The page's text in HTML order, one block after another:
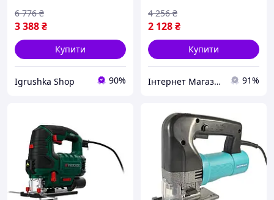
для дому, RYH
3 388₴
6 776 ₴
Купити
Igrushka Shop 90%
2 128₴
4 256 ₴
Купити
Інтернет Магазин "StepShop" 91%